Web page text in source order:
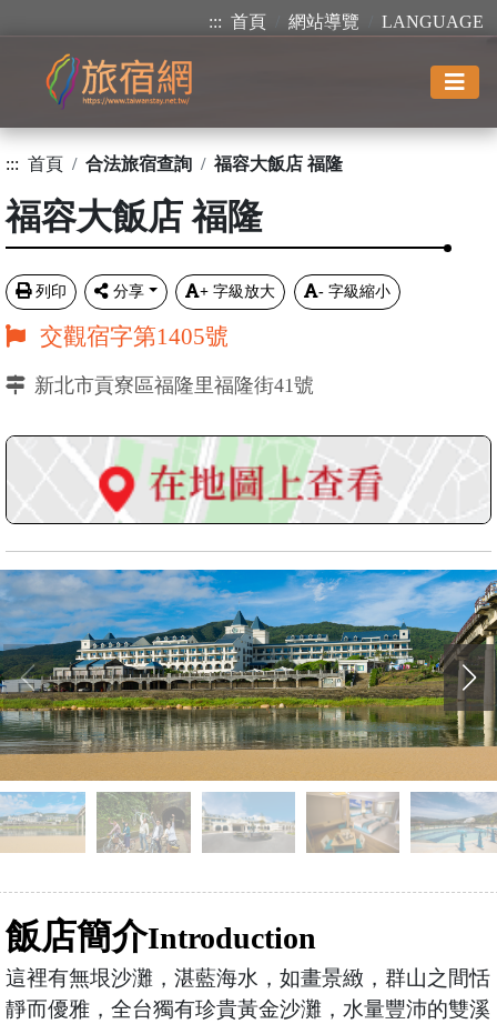
::: 首頁 網站導覽 LANGUAGE
::: 首頁 合法旅宿查詢 福容大飯店 福隆
福容大飯店 福隆
列印 分享 + 字級放大 - 字級縮小
交觀宿字第1405號
新北市貢寮區福隆里福隆街41號
飯店簡介Introduction
這裡有無垠沙灘，湛藍海水，如畫景緻，群山之間恬
靜而優雅，全台獨有珍貴黃金沙灘，水量豐沛的雙溪